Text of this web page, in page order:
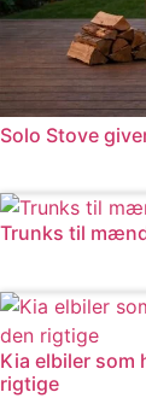
Solo Stove
Trunks til
Kia elbiler som
rigtige